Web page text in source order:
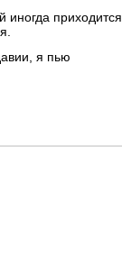
приходится
я пью